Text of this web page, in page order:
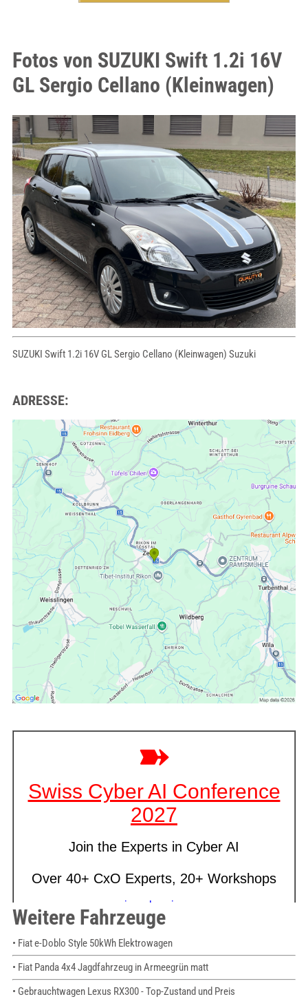
Fotos von SUZUKI Swift 1.2i 16V
GL Sergio Cellano (Kleinwagen)
SUZUKI Swift 1.2i 16V GL Sergio Cellano (Kleinwagen) Suzuki
ADRESSE:
Weitere Fahrzeuge
• Fiat e-Doblo Style 50kWh Elektrowagen
• Fiat Panda 4x4 Jagdfahrzeug in Armeegrün matt
• Gebrauchtwagen Lexus RX300 - Top-Zustand und Preis